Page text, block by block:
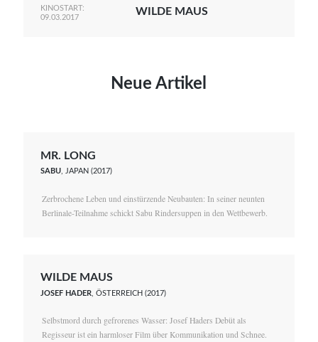
KINOSTART:
09.03.2017
WILDE MAUS
Neue Artikel
MR. LONG
SABU, JAPAN (2017)
Zerbrochene Leben und einstürzende Neubauten: In seiner neunten
Berlinale-Teilnahme schickt Sabu Rindersuppen in den Wettbewerb.
WILDE MAUS
JOSEF HADER , ÖSTERREICH (2017)
Selbstmord durch gefrorenes Wasser: Josef Haders Debüt als
Regisseur ist ein harmloser Film über Kommunikation und Schnee.